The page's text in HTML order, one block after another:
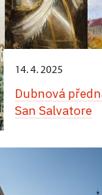
14. 4. 2025
Dubnová
San Salvatore